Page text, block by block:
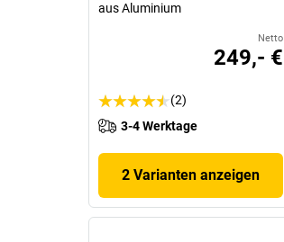
aus Aluminium
Netto
249,- €
(2)
3-4 Werktage
2 Varianten anzeigen